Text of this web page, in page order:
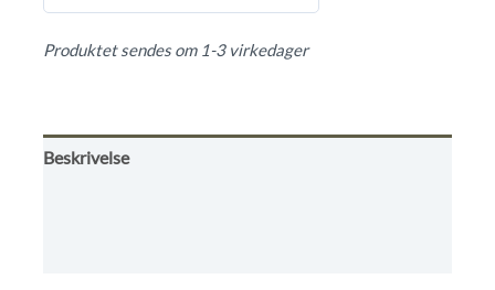
0
Produktet sendes om 1-3 virkedager
Beskrivelse